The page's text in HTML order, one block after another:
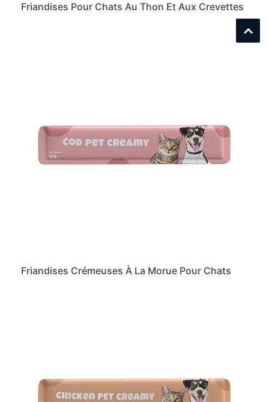
Friandises Pour Chats Au Thon Et Aux Crevettes
Friandises Crémeuses À La Morue Pour Chats